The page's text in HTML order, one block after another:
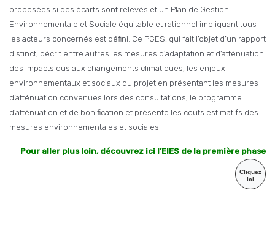
proposées si des écarts sont relevés et un Plan de Gestion
Environnementale et Sociale équitable et rationnel impliquant tous
les acteurs concernés est défini. Ce PGES, qui fait l’objet d’un rapport
distinct, décrit entre autres les mesures d’adaptation et d’atténuation
des impacts dus aux changements climatiques, les enjeux
environnementaux et sociaux du projet en présentant les mesures
d’atténuation convenues lors des consultations, le programme
d’atténuation et de bonification et présente les couts estimatifs des
mesures environnementales et sociales.
Pour aller plus loin, découvrez ici l’EIES de la première phase
Cliquez
ici